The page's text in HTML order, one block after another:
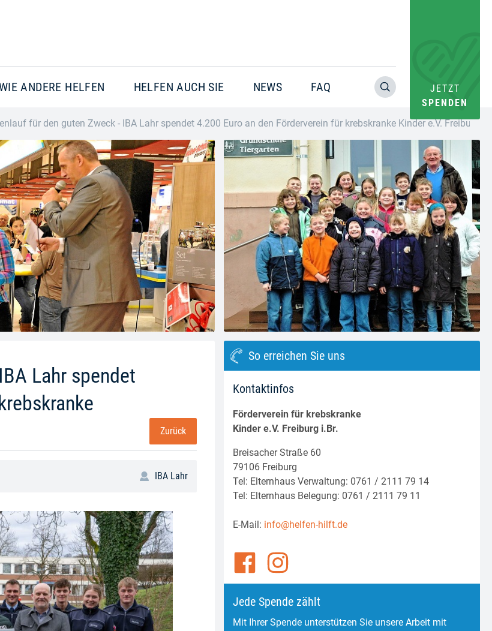
ANDERE HELFEN HELFEN AUCH SIE NEWS FAQ
JETZT
SPENDEN
für den guten Zweck - IBA Lahr spendet 4.200 Euro an den Förderverein für krebskranke Kinder e.V. Freiburg
Warning
: Trying to access array offset on value of type bool in
/home/pacs/tgr09/users/website/doms/www.helfen-
hilft.de/htdocs-ssl/app/plugins/oxygen/component-
framework/components/classes/code-
block.class.php(133) : eval()'d code
on line
Lahr spendet
Zurück
IBA Lahr
So erreichen Sie uns
Kontaktinfos
Förderverein für krebskranke
Kinder e.V. Freiburg i.Br.
Breisacher Straße 60
79106 Freiburg
Tel: Elternhaus Verwaltung: 0761 / 2111 79 14
Tel: Elternhaus Belegung: 0761 / 2111 79 11
E-Mail: info@helfen-hilft.de
Jede Spende zählt
Mit Ihrer Spende unterstützen Sie unsere Arbeit mit